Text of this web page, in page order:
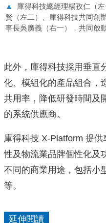
▲
庫得科技總經理楊孜仁（
賢（左二）、庫得科技共同創
事長吳廣義（右一），共同啟
此外，庫得科技採用垂直
化、模組化的產品組合，
共用率，降低研發時間及
的系統供應商。
庫得科技 X-Platform 提
性及物流業品牌個性化及
不同的商業用途，包括小
等。
延伸閱讀